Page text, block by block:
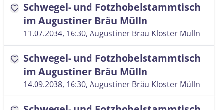
favorite Schwegel- und Fotzhobelstammtisch
im Augustiner Bräu Mülln
11.07.2034, 16:30, Augustiner Bräu Kloster Mülln
favorite Schwegel- und Fotzhobelstammtisch
im Augustiner Bräu Mülln
14.09.2038, 16:30, Augustiner Bräu Kloster Mülln